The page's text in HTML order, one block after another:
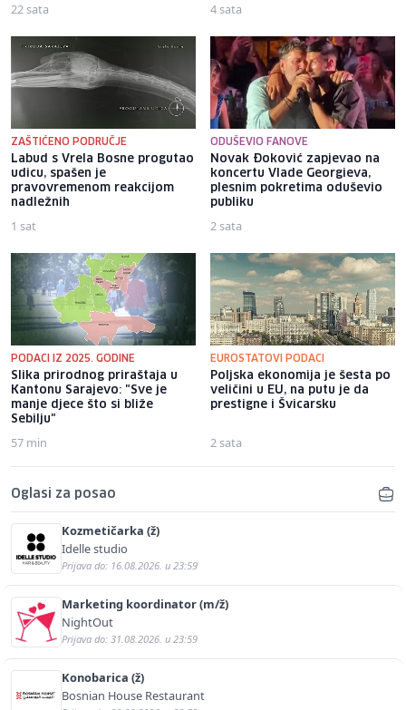
22 sata 4 sata
ZAŠTIĆENO PODRUČJE
Labud s Vrela Bosne progutao
udicu, spašen je
pravovremenom reakcijom
nadležnih
1 sat
ODUŠEVIO FANOVE
Novak Đoković zapjevao na
koncertu Vlade Georgieva,
plesnim pokretima oduševio
publiku
2 sata
PODACI IZ 2025. GODINE
Slika prirodnog priraštaja u
Kantonu Sarajevo: "Sve je
manje djece što si bliže
Sebilju"
57 min
EUROSTATOVI PODACI
Poljska ekonomija je šesta po
veličini u EU, na putu je da
prestigne i Švicarsku
2 sata
Oglasi za posao
Kozmetičarka (ž)
Idelle studio
Prijava do: 16.08.2026. u 23:59
Marketing koordinator (m/ž)
NightOut
Prijava do: 31.08.2026. u 23:59
Konobarica (ž)
Bosnian House Restaurant